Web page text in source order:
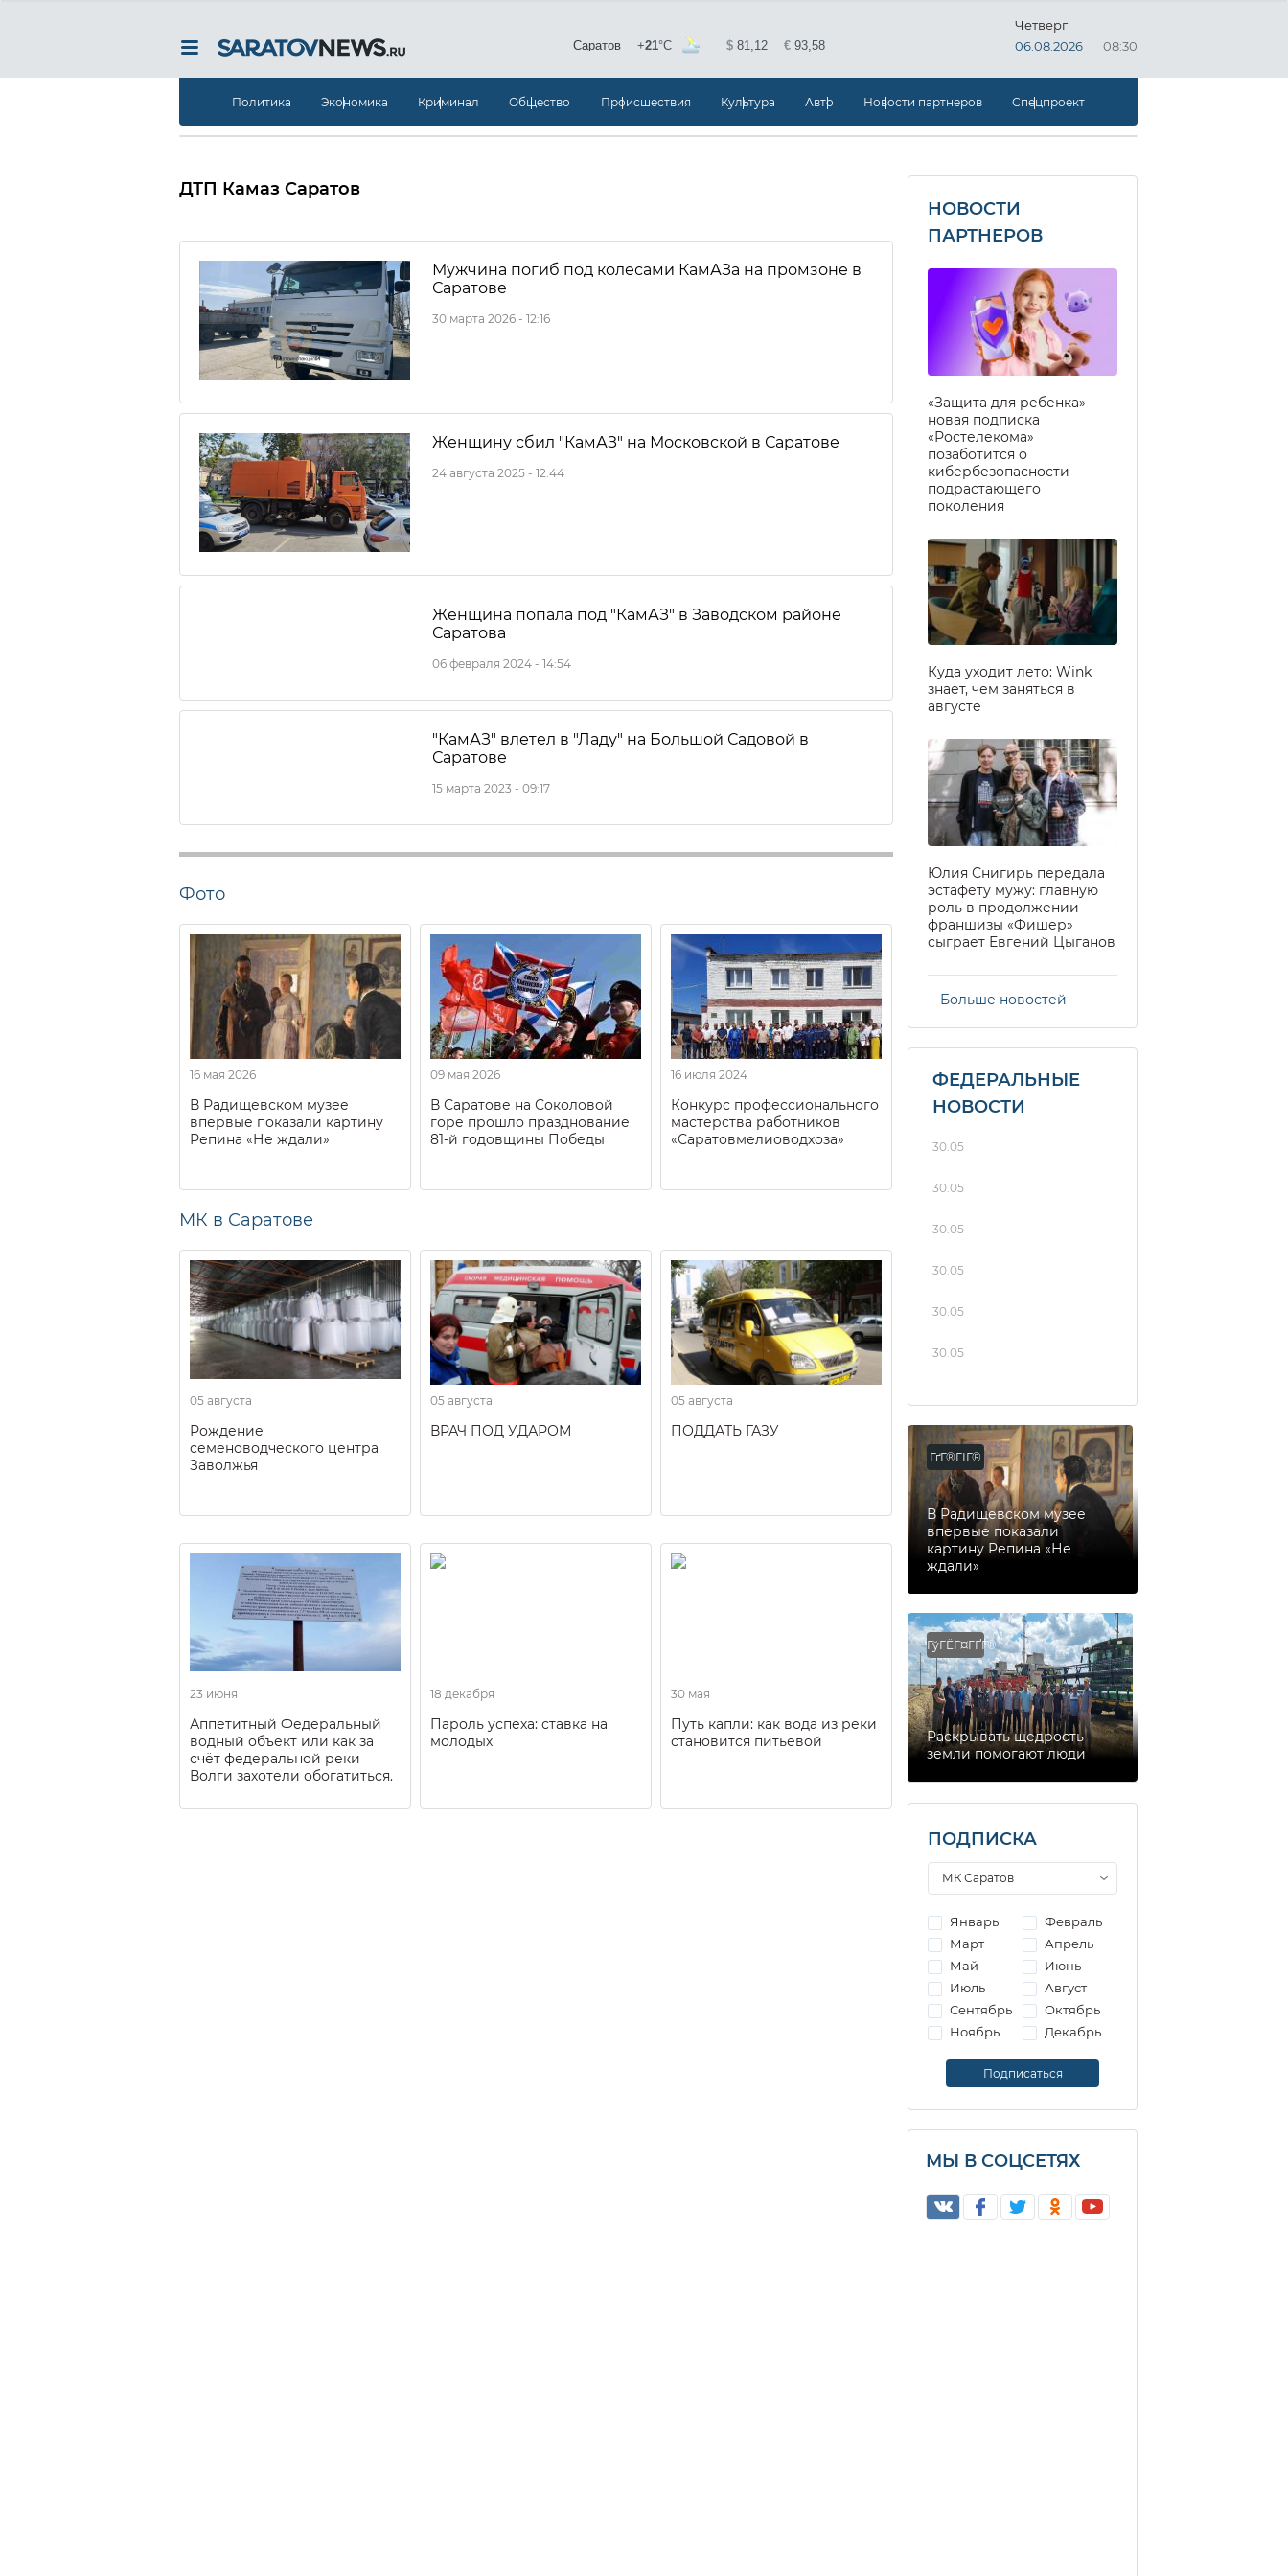
Четверг
06.08.2026
08:30
Политика Экономика Криминал Общество Происшествия Культура Авто Новости партнеров Спецпроект
ДТП Камаз Саратов
Мужчина погиб под колесами КамАЗа на промзоне в
Саратове
30 марта 2026 - 12:16
Женщину сбил "КамАЗ" на Московской в Саратове
24 августа 2025 - 12:44
Женщина попала под "КамАЗ" в Заводском районе
Саратова
06 февраля 2024 - 14:54
"КамАЗ" влетел в "Ладу" на Большой Садовой в
Саратове
15 марта 2023 - 09:17
Фото
16 мая 2026
В Радищевском музее
впервые показали картину
Репина «Не ждали»
09 мая 2026
В Саратове на Соколовой
горе прошло празднование
81-й годовщины Победы
16 июля 2024
Конкурс профессионального
мастерства работников
«Саратовмелиоводхоза»
МК в Саратове
05 августа
Рождение
семеноводческого центра
Заволжья
05 августа
ВРАЧ ПОД УДАРОМ
05 августа
ПОДДАТЬ ГАЗУ
23 июня
Аппетитный Федеральный
водный объект или как за
счёт федеральной реки
Волги захотели обогатиться.
18 декабря
Пароль успеха: ставка на
молодых
30 мая
Путь капли: как вода из реки
становится питьевой
НОВОСТИ
ПАРТНЕРОВ
«Защита для ребенка» —
новая подписка
«Ростелекома»
позаботится о
кибербезопасности
подрастающего
поколения
Куда уходит лето: Wink
знает, чем заняться в
августе
Юлия Снигирь передала
эстафету мужу: главную
роль в продолжении
франшизы «Фишер»
сыграет Евгений Цыганов
Больше новостей
ФЕДЕРАЛЬНЫЕ
НОВОСТИ
30.05
30.05
30.05
30.05
30.05
30.05
ГґГ®ГІГ®
В Радищевском музее
впервые показали
картину Репина «Не
ждали»
ГўГЁГ¤ГҐГ®
Раскрывать щедрость
земли помогают люди
ПОДПИСКА
Январь
Февраль
Март
Апрель
Май
Июнь
Июль
Август
Сентябрь
Октябрь
Ноябрь
Декабрь
МЫ В СОЦСЕТЯХ